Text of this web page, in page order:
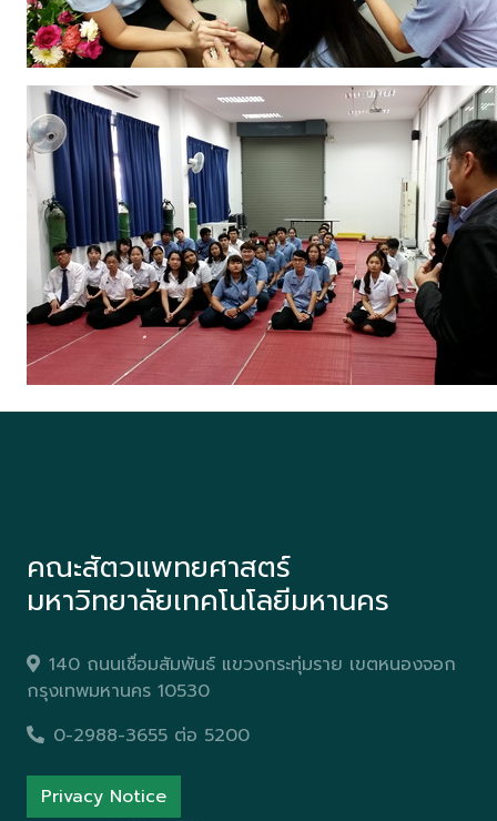
คณะสัตวแพทยศาสตร์
มหาวิทยาลัยเทคโนโลยีมหานคร
140 ถนนเชื่อมสัมพันธ์ แขวงกระทุ่มราย เขตหนองจอก
กรุงเทพมหานคร 10530
0-2988-3655 ต่อ 5200
Privacy Notice